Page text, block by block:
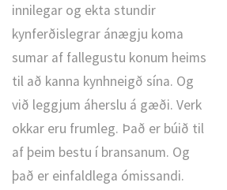
DEUTSCH
ESPAÑOL
INDONESIA
ITALIANO
LIETUVIŲ
NEDERLANDS
POLSKI
PORTUGUÊS
TÜRKÇE
ΕΛΛΗΝΙΚΆ
БЪЛГАРСКИ
innilegar og ekta stundir
kynferðislegrar ánægju koma
sumar af fallegustu konum heims
til að kanna kynhneigð sína. Og
við leggjum áherslu á gæði. Verk
okkar eru frumleg. Það er búið til
af þeim bestu í bransanum. Og
það er einfaldlega ómissandi.